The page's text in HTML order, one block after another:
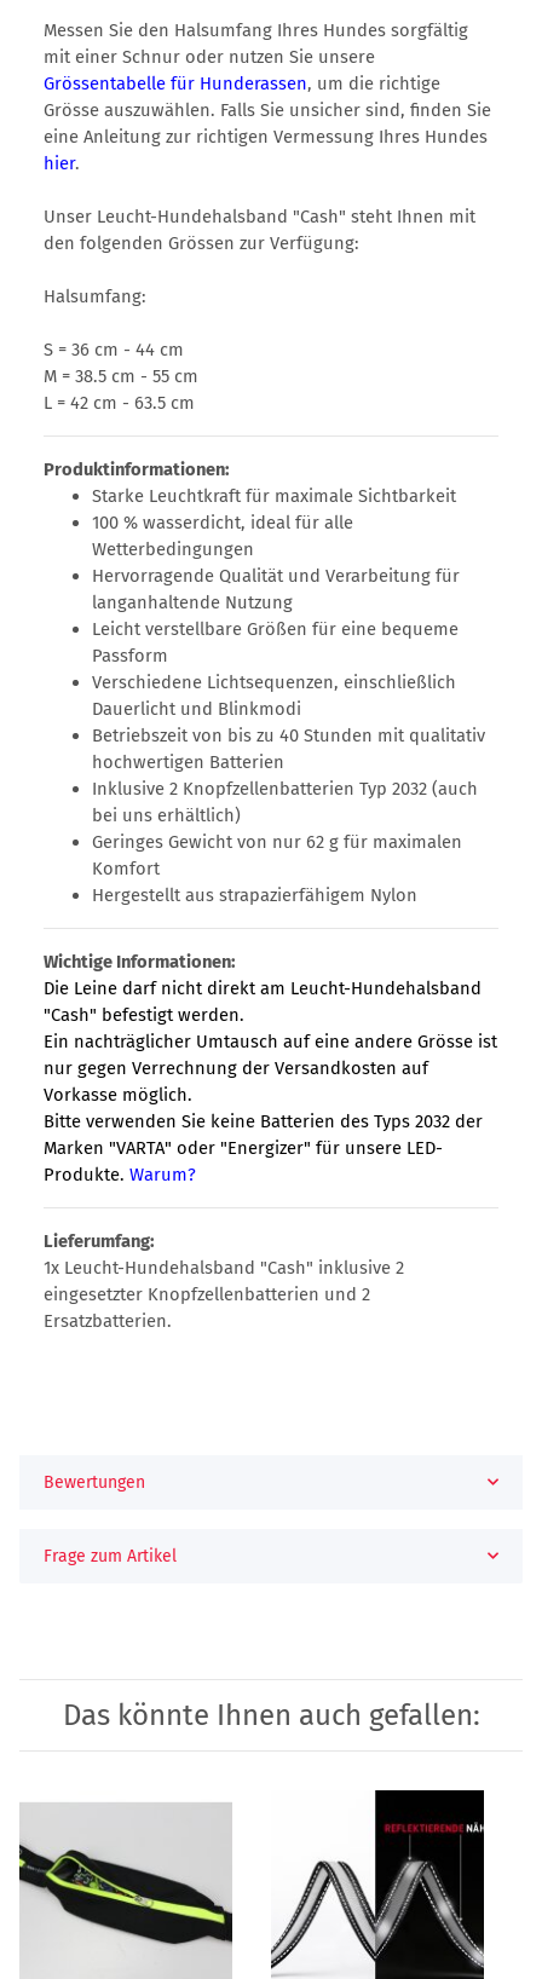
Messen Sie den Halsumfang Ihres Hundes sorgfältig
mit einer Schnur oder nutzen Sie unsere
Grössentabelle für Hunderassen, um die richtige
Grösse auszuwählen. Falls Sie unsicher sind, finden Sie
eine Anleitung zur richtigen Vermessung Ihres Hundes
hier.
Unser Leucht-Hundehalsband "Cash" steht Ihnen mit
den folgenden Grössen zur Verfügung:
Halsumfang:
S = 36 cm - 44 cm
M = 38.5 cm - 55 cm
L = 42 cm - 63.5 cm
Produktinformationen:
Starke Leuchtkraft für maximale Sichtbarkeit
100 % wasserdicht, ideal für alle
Wetterbedingungen
Hervorragende Qualität und Verarbeitung für
langanhaltende Nutzung
Leicht verstellbare Größen für eine bequeme
Passform
Verschiedene Lichtsequenzen, einschließlich
Dauerlicht und Blinkmodi
Betriebszeit von bis zu 40 Stunden mit qualitativ
hochwertigen Batterien
Inklusive 2 Knopfzellenbatterien Typ 2032 (auch
bei uns erhältlich)
Geringes Gewicht von nur 62 g für maximalen
Komfort
Hergestellt aus strapazierfähigem Nylon
Wichtige Informationen:
Die Leine darf nicht direkt am Leucht-Hundehalsband
"Cash" befestigt werden.
Ein nachträglicher Umtausch auf eine andere Grösse ist
nur gegen Verrechnung der Versandkosten auf
Vorkasse möglich.
Bitte verwenden Sie keine Batterien des Typs 2032 der
Marken "VARTA" oder "Energizer" für unsere LED-
Produkte. Warum?
Lieferumfang:
1x Leucht-Hundehalsband "Cash" inklusive 2
eingesetzter Knopfzellenbatterien und 2
Ersatzbatterien.
Bewertungen
Frage zum Artikel
Das könnte Ihnen auch gefallen: